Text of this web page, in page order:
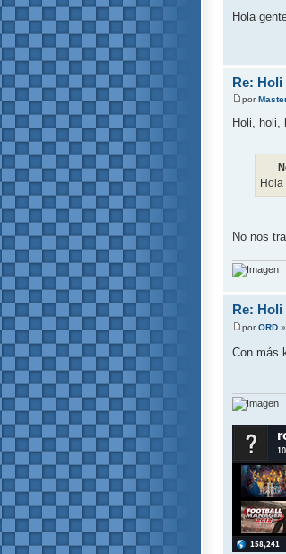
Hola
Re: Holi
por
Holi, holi,
Hola
No nos
Re: Holi
porORD
Con más